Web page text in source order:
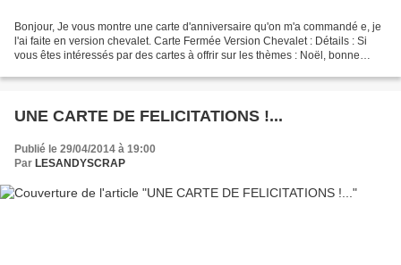
Bonjour, Je vous montre une carte d'anniversaire qu'on m'a commandé e, je
l'ai faite en version chevalet. Carte Fermée Version Chevalet : Détails : Si
vous êtes intéressés par des cartes à offrir sur les thèmes : Noël, bonne
UNE CARTE DE FELICITATIONS !...
Publié le 29/04/2014 à 19:00
Par LESANDYSCRAP